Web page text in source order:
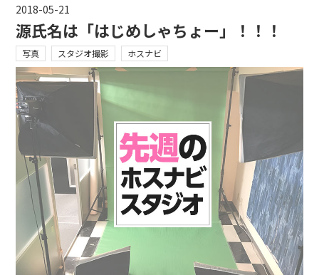
2018-05-21
源氏名は「はじめしゃちょー」！！！
写真 スタジオ撮影 ホスナビ